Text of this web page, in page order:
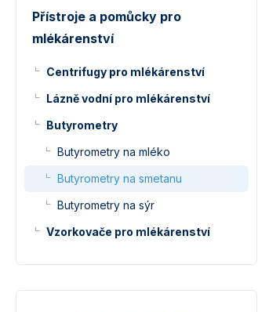
Přístroje a pomůcky pro
mlékárenství
Centrifugy pro mlékárenství
Lázně vodní pro mlékárenství
Butyrometry
Butyrometry na mléko
Butyrometry na smetanu
Butyrometry na sýr
Vzorkovače pro mlékárenství